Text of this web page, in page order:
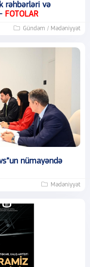
rəhbərləri və
FOTOLAR
Gündəm / Mədəniyyət
nümayəndə
Mədəniyyət